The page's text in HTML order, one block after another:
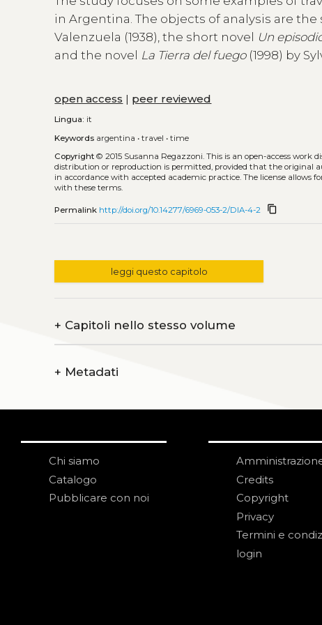
in Argentina. The objects of analysis are the
Valenzuela (1938), the short novel Un
and the novel La Tierra del fuego(1998) by
open access | peer reviewed
Lingua: it
Keywords argentina •travel •time
Copyright © 2015 Susanna Regazzoni.This is an open-access
distribution or reproduction is permitted, provided that the original
in accordance with accepted academic practice. The license
with these terms.
Permalink http://doi.org/10.14277/6969-053-2/DIA-4-2 content_copy
leggi questo capitolo
+ Capitoli nello stesso volume
+ Metadati
Chi siamo
Catalogo
Pubblicare con noi
Credits
Copyright
Privacy
Termini e
login